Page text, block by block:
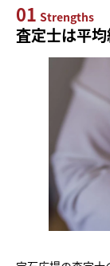
01 Strengths
査定士は平